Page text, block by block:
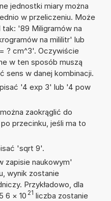
jednostki miary można
w przeliczeniu. Może
tak: '89 Miligramów na
na mililitr' lub
? cm^3'. Oczywiście
w ten sposób muszą
sens w danej kombinacji.
'4 exp 3' lub '4 pow
zaokrąglić do
przecinku, jeśli ma to
'sqrt 9'.
zapisie naukowym'
wynik zostanie
Przykładowo, dla
6 × 10 21 liczba zostanie